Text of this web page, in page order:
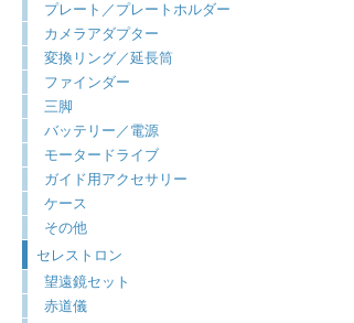
プレート／プレートホルダー
カメラアダプター
変換リング／延長筒
ファインダー
三脚
バッテリー／電源
モータードライブ
ガイド用アクセサリー
ケース
その他
セレストロン
望遠鏡セット
赤道儀